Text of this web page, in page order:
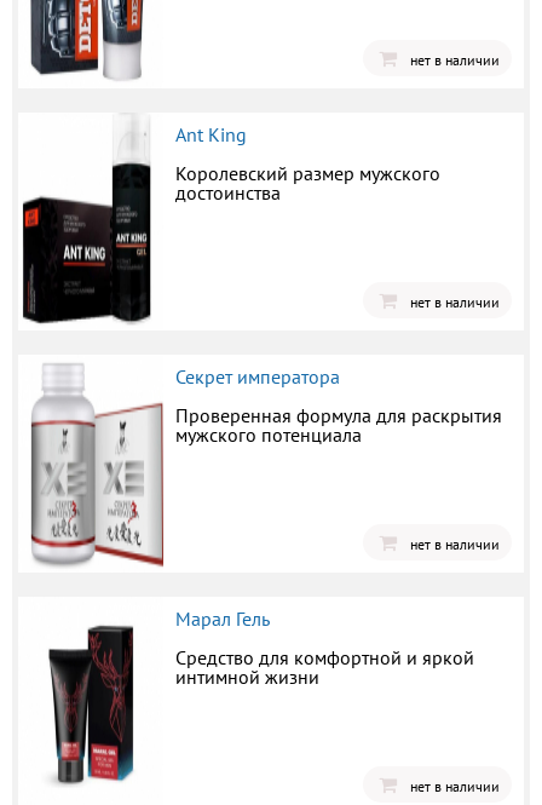
нет в наличии
Ant King
Королевский размер мужского
достоинства
нет в наличии
Секрет императора
Проверенная формула для раскрытия
мужского потенциала
нет в наличии
Марал Гель
Средство для комфортной и яркой
интимной жизни
нет в наличии